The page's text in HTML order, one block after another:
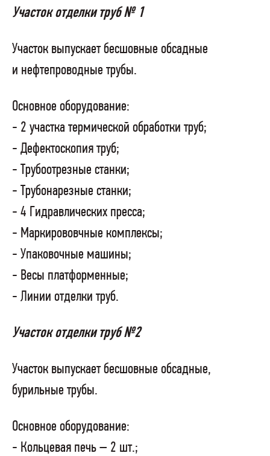
Участок отделки труб № 1
Участок выпускает бесшовные обсадные
и нефтепроводные трубы.
Основное оборудование:
- 2 участка термической обработки труб;
- Дефектоскопия труб;
- Трубоотрезные станки;
- Трубонарезные станки;
- 4 Гидравлических пресса;
- Маркирововчные комплексы;
- Упаковочные машины;
- Весы платформенные;
- Линии отделки труб.
Участок отделки труб №2
Участок выпускает бесшовные обсадные,
бурильные трубы.
Основное оборудование:
- Кольцевая печь – 2 шт.;